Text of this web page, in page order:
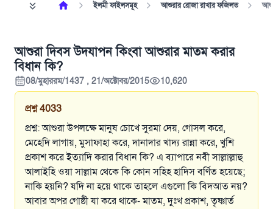
ইলমী ফাইলসমূহ আশুরার রোজা রাখার ফজিলত
আশুরা দিবস উদযাপন কিংবা আশুরার মাতম করার
বিধান কি?
08/মুহাররম/1437 , 21/অক্টোবর/2015 10,620
প্রশ্ন 4033
প্রশ্ন: আশুরা উপলক্ষে মানুষ চোখে সুরমা দেয়, গোসল করে,
মেহেদি লাগায়, মুসাফাহা করে, দানাদার খাদ্য রান্না করে, খুশি
প্রকাশ করে ইত্যাদি করার বিধান কি? এ ব্যাপারে নবী সাল্লাল্লাহু
আলাইহি ওয়া সাল্লাম থেকে কি কোন সহিহ হাদিস বর্ণিত হয়েছে;
নাকি হয়নি? যদি না হয়ে থাকে তাহলে এগুলো কি বিদআত নয়?
আবার অপর গোষ্ঠী যা করে থাকে- মাতম, দুঃখ প্রকাশ, তৃষ্ণার্ত